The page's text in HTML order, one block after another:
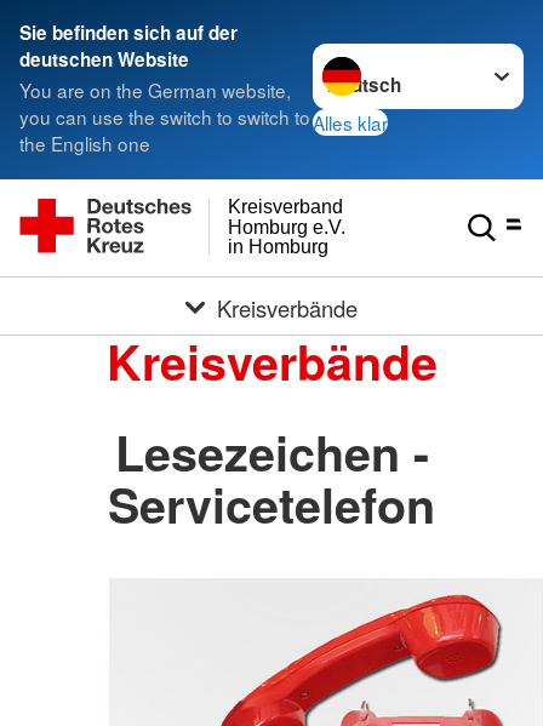
Sie befinden sich auf der
deutschen Website
You are on the German website,
you can use the switch to switch to
the English one
Sprache wechseln zu
Alles klar
in Homburg
Homburg e.V.
Kreisverband
Kreisverbände
Kreisverbände
Lesezeichen -
Servicetelefon